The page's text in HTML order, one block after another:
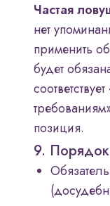
Частая
нет
применить
будет
позиция.
9.